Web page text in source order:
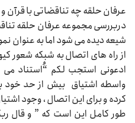
عرفان حلقه چه تناقضاتی با قرآن
دربررسی مجموعه عرفان حلقه
شیعه دیده می شود اما به عنوان
از راه های اتصال به شبکه شعور
ادعونی استجب لکم “ُاستناد
واسطه اشتیاق بیش از حد خود
کرده و برای این اتصال ، وجود
طور کامل این است که ” و قال